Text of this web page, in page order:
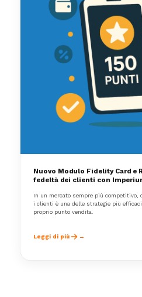
Nuovo Modulo Fidelity Card e
fedeltà dei clienti con
In un mercato sempre più competitivo,
i clienti è una delle strategie più
proprio punto vendita.
Leggi di più